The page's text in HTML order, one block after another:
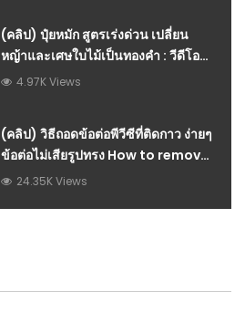
(คลิป) ปุ๋ยหมัก สูตรเร่งด่วน เปลี่ยน
หญ้าและเศษใบไม้เป็นทองคำ : วีดีโอ
เกษตร
4.97K Views
(คลิป) วิธีถอดข้อต่อพีวีซีที่ติดกาว ง่ายๆ
ข้อต่อไม่เสียรูปทรง​ How to remove
the glued PVC joint : วีดีโอ เกษตร
24.35K Views